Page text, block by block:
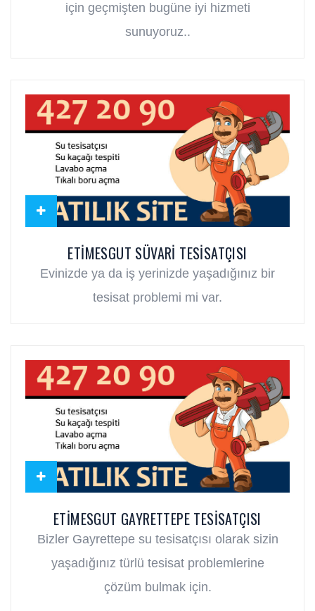
için geçmişten bugüne iyi hizmeti
sunuyoruz..
ETIMESGUT SÜVARI TESISATÇISI
Evinizde ya da iş yerinizde yaşadığınız bir
tesisat problemi mi var.
ETIMESGUT GAYRETTEPE TESISATÇISI
Bizler Gayrettepe su tesisatçısı olarak sizin
yaşadığınız türlü tesisat problemlerine
çözüm bulmak için.